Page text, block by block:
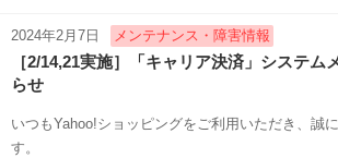
2024年2月7日 メンテナンス・障害情報
［2/14,21実施］「キャリア決済」システム
らせ
いつもYahoo!ショッピングをご利用いただき、誠
す。